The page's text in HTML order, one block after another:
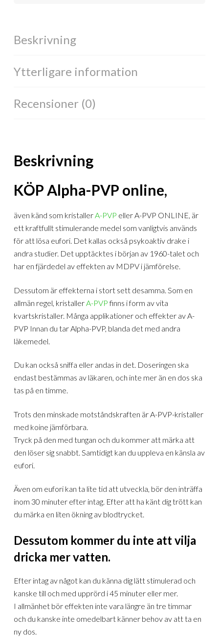
Beskrivning
Ytterligare information
Recensioner (0)
Beskrivning
KÖP Alpha-PVP online,
även känd som kristallerA-PVP eller A-PVP ONLINE, är
ett kraftfullt stimulerande medel som vanligtvis används
för att lösa eufori. Det kallas också psykoaktiv drake i
andra studier. Det upptäcktes i början av 1960-talet och
har en fjärdedel av effekten av MDPV i jämförelse.
Dessutom är effekterna i stort sett desamma. Som en
allmän regel, kristallerA-PVPfinns i form av vita
kvartskristaller. Många applikationer och effekter av A-
PVP Innan du tar Alpha-PVP, blanda det med andra
läkemedel.
Du kan också sniffa eller andas in det. Doseringen ska
endast bestämmas av läkaren, och inte mer än en dos ska
tas på en timme.
Trots den minskade motståndskraften är A-PVP-kristaller
med koine jämförbara.
Tryck på den med tungan och du kommer att märka att
den löser sig snabbt. Samtidigt kan du uppleva en känsla av
eufori.
Även om eufori kan ta lite tid att utveckla, bör den inträffa
inom 30 minuter efter intag. Efter att ha känt dig trött kan
du märka en liten ökning av blodtrycket.
Dessutom kommer du inte att vilja
dricka mer vatten.
Efter intag av något kan du känna dig lätt stimulerad och
kanske till och med upprörd i 45 minuter eller mer.
I allmänhet bör effekten inte vara längre än tre timmar
och du kanske inte omedelbart känner behov av att ta en
ny dos.